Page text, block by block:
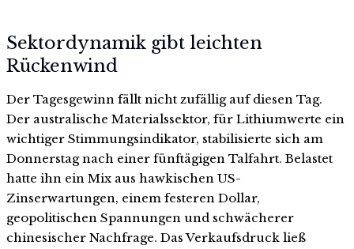
Sektordynamik gibt leichten
Rückenwind
Der Tagesgewinn fällt nicht zufällig auf diesen Tag.
Der australische Materialssektor, für Lithiumwerte ein
wichtiger Stimmungsindikator, stabilisierte sich am
Donnerstag nach einer fünftägigen Talfahrt. Belastet
hatte ihn ein Mix aus hawkischen US-
Zinserwartungen, einem festeren Dollar,
geopolitischen Spannungen und schwächerer
chinesischer Nachfrage. Das Verkaufsdruck ließ